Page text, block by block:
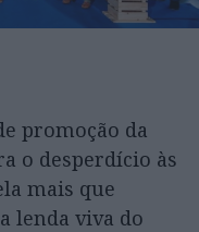
promoção da
o desperdício às
mais que
lenda viva do